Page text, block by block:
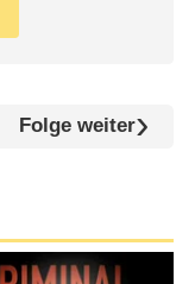
Folge weiter